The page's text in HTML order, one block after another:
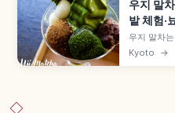
우지 말
밭 체험·
우지 말차
카·사야마
이사이와
Kyoto →